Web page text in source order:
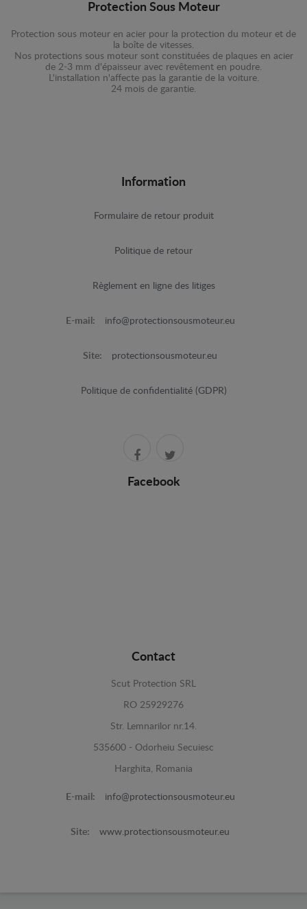
Protection Sous Moteur
Protection sous moteur en acier pour la protection du moteur et de
la boîte de vitesses.
Nos protections sous moteur sont constituées de plaques en acier
de 2-3 mm d'épaisseur avec revêtement en poudre.
L'installation n'affecte pas la garantie de la voiture.
24 mois de garantie.
Information
Formulaire de retour produit
Politique de retour
Règlement en ligne des litiges
E-mail: info@protectionsousmoteur.eu
Site: protectionsousmoteur.eu
Politique de confidentialité (GDPR)
Facebook
Contact
Scut Protection SRL
RO 25929276
Str. Lemnarilor nr.14.
535600 - Odorheiu Secuiesc
Harghita, Romania
E-mail: info@protectionsousmoteur.eu
Site: www.protectionsousmoteur.eu